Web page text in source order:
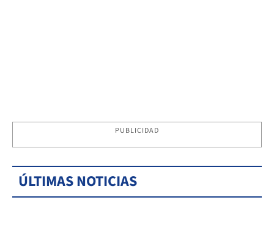
PUBLICIDAD
ÚLTIMAS NOTICIAS